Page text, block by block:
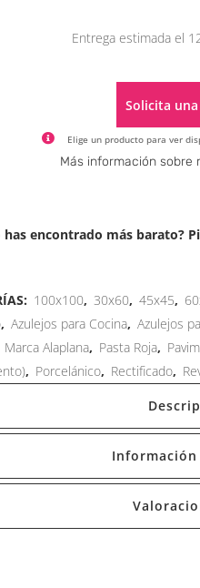
Entrega estimada el
Solicita
Elige un producto para ver
Más información sobre
has encontrado más barato?
100x100, 30x60, 45x45,
, Azulejos para Cocina, Azulejos
Marca Alaplana, Pasta Roja,
, Porcelánico, Rectificado,